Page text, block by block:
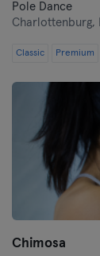
Pole Dance
Charlottenburg,
Classic Premium
Chimosa